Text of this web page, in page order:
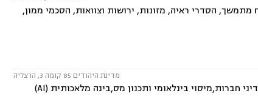
הסדרי ראיה, מזונות, ירושות וצוואות, הסכמי ממון,
מדינת היהודים 85 קומה 3, הרצליה
המשרד עוסק בתחומים: מקרקעין ונדל"ן, קניין רוחני,חברות ושותפויות בינלאומיות, דיני חברות,מיסוי בינלאומי ותכנון מס,בינה מלאכותית (AI)